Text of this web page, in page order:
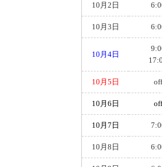
10月2日
10月3日
10月4日
10月5日 off
10月6日 off
10月7日
10月8日